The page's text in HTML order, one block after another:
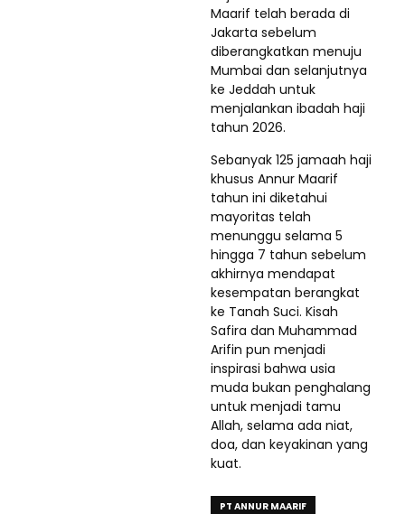
Maarif telah berada di
Jakarta sebelum
diberangkatkan menuju
Mumbai dan selanjutnya
ke Jeddah untuk
menjalankan ibadah haji
tahun 2026.
Sebanyak 125 jamaah haji
khusus Annur Maarif
tahun ini diketahui
mayoritas telah
menunggu selama 5
hingga 7 tahun sebelum
akhirnya mendapat
kesempatan berangkat
ke Tanah Suci. Kisah
Safira dan Muhammad
Arifin pun menjadi
inspirasi bahwa usia
muda bukan penghalang
untuk menjadi tamu
Allah, selama ada niat,
doa, dan keyakinan yang
kuat.
PT ANNUR MAARIF